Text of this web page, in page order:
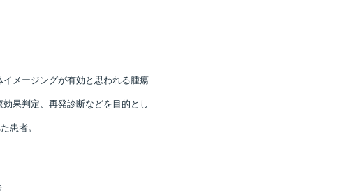
メージングが有効と思われる腫瘍
果判定、再発診断などを目的とし
患者。